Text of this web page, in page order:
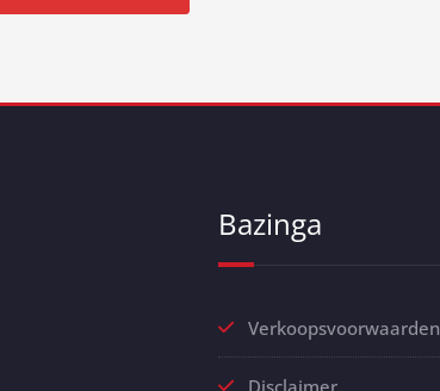
Bazinga
Verkoopsvoorwaarden
Disclaimer